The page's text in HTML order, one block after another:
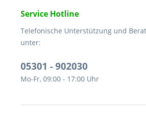
Service Hotline
Telefonische Unterstützung und
unter:
05301 - 902030
Mo-Fr, 09:00 - 17:00 Uhr